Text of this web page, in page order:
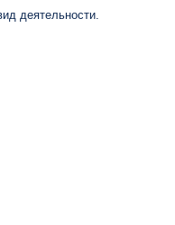
деятельнocти.